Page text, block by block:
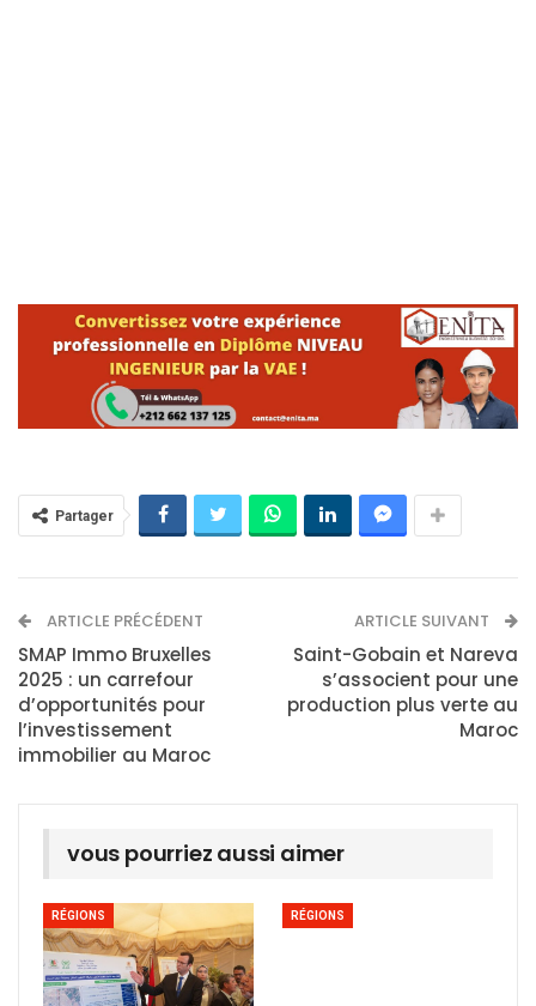
Partager
ARTICLE PRÉCÉDENT
SMAP Immo Bruxelles
2025 : un carrefour
d’opportunités pour
l’investissement
immobilier au Maroc
ARTICLE SUIVANT
Saint-Gobain et Nareva
s’associent pour une
production plus verte au
Maroc
vous pourriez aussi aimer
RÉGIONS RÉGIONS